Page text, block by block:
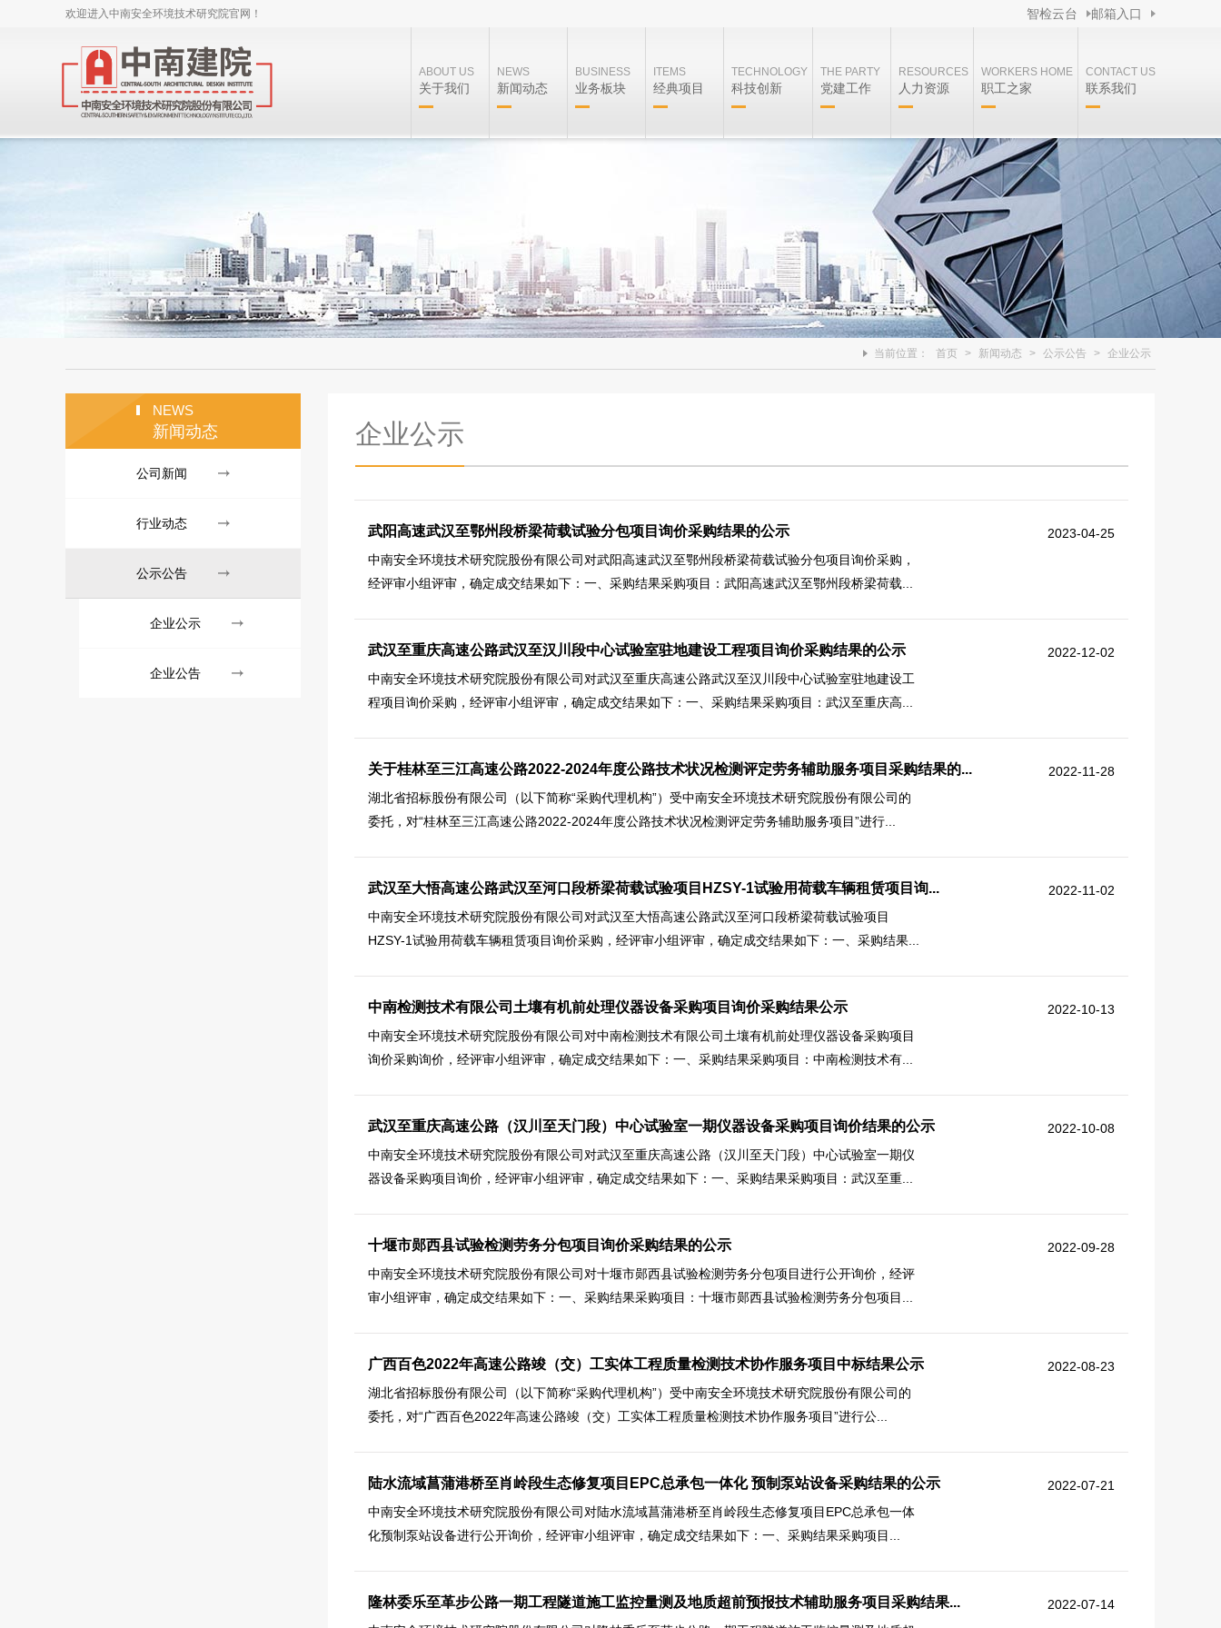
欢迎进入中南安全环境技术研究院官网！ 邮箱入口
智检云台
ABOUT US
关于我们
NEWS
新闻动态
BUSINESS
业务板块
ITEMS
经典项目
TECHNOLOGY
科技创新
THE PARTY
党建工作
RESOURCES
人力资源
WORKERS HOME
职工之家
CONTACT US
联系我们
企业公示
当前位置： 首页 > 新闻动态 > 公示公告 > 企业公示
NEWS
新闻动态
公司新闻
行业动态
公示公告
企业公示
企业公告
武阳高速武汉至鄂州段桥梁荷载试验分包项目询价采购结果的公示
2023-04-25
中南安全环境技术研究院股份有限公司对武阳高速武汉至鄂州段桥梁荷载试验分包项目询价采购，
经评审小组评审，确定成交结果如下：一、采购结果采购项目：武阳高速武汉至鄂州段桥梁荷载...
武汉至重庆高速公路武汉至汉川段中心试验室驻地建设工程项目询价采购结果的公示
2022-12-02
中南安全环境技术研究院股份有限公司对武汉至重庆高速公路武汉至汉川段中心试验室驻地建设工
程项目询价采购，经评审小组评审，确定成交结果如下：一、采购结果采购项目：武汉至重庆高...
关于桂林至三江高速公路2022-2024年度公路技术状况检测评定劳务辅助服务项目采购结果的...
2022-11-28
湖北省招标股份有限公司（以下简称“采购代理机构”）受中南安全环境技术研究院股份有限公司的
委托，对“桂林至三江高速公路2022-2024年度公路技术状况检测评定劳务辅助服务项目”进行...
武汉至大悟高速公路武汉至河口段桥梁荷载试验项目HZSY-1试验用荷载车辆租赁项目询...
2022-11-02
中南安全环境技术研究院股份有限公司对武汉至大悟高速公路武汉至河口段桥梁荷载试验项目
HZSY-1试验用荷载车辆租赁项目询价采购，经评审小组评审，确定成交结果如下：一、采购结果...
中南检测技术有限公司土壤有机前处理仪器设备采购项目询价采购结果公示
2022-10-13
中南安全环境技术研究院股份有限公司对中南检测技术有限公司土壤有机前处理仪器设备采购项目
询价采购询价，经评审小组评审，确定成交结果如下：一、采购结果采购项目：中南检测技术有...
武汉至重庆高速公路（汉川至天门段）中心试验室一期仪器设备采购项目询价结果的公示
2022-10-08
中南安全环境技术研究院股份有限公司对武汉至重庆高速公路（汉川至天门段）中心试验室一期仪
器设备采购项目询价，经评审小组评审，确定成交结果如下：一、采购结果采购项目：武汉至重...
十堰市郧西县试验检测劳务分包项目询价采购结果的公示
2022-09-28
中南安全环境技术研究院股份有限公司对十堰市郧西县试验检测劳务分包项目进行公开询价，经评
审小组评审，确定成交结果如下：一、采购结果采购项目：十堰市郧西县试验检测劳务分包项目...
广西百色2022年高速公路竣（交）工实体工程质量检测技术协作服务项目中标结果公示
2022-08-23
湖北省招标股份有限公司（以下简称“采购代理机构”）受中南安全环境技术研究院股份有限公司的
委托，对“广西百色2022年高速公路竣（交）工实体工程质量检测技术协作服务项目”进行公...
陆水流域菖蒲港桥至肖岭段生态修复项目EPC总承包一体化 预制泵站设备采购结果的公示
2022-07-21
中南安全环境技术研究院股份有限公司对陆水流域菖蒲港桥至肖岭段生态修复项目EPC总承包一体
化预制泵站设备进行公开询价，经评审小组评审，确定成交结果如下：一、采购结果采购项目...
隆林委乐至革步公路一期工程隧道施工监控量测及地质超前预报技术辅助服务项目采购结果...
2022-07-14